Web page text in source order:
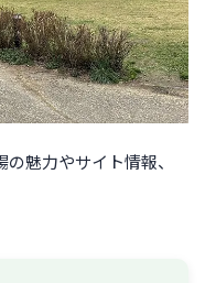
魅力やサイト情報、